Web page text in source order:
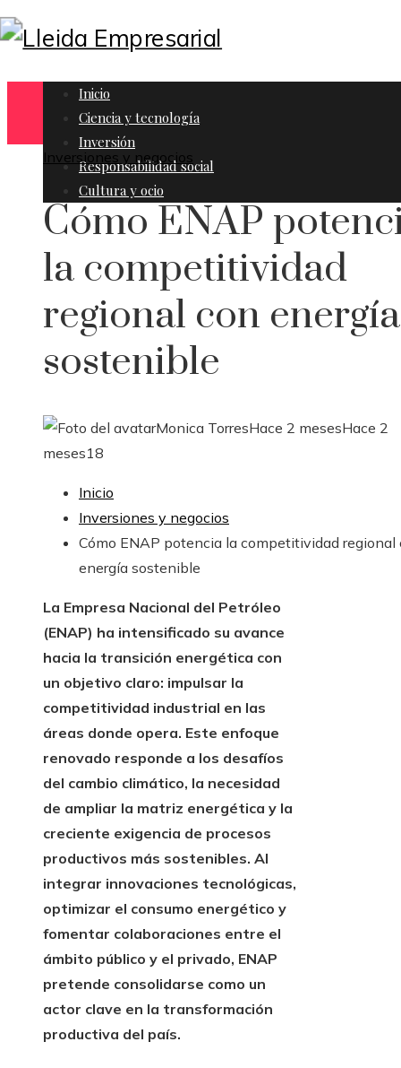
Inicio
Ciencia y tecnología
Inversión
Responsabilidad social
Cultura y ocio
Inversiones y negocios
Cómo ENAP
la competitividad
regional con energía
sostenible
Monica TorresHace 2 mesesHace 2
meses18
Inicio
Inversiones y negocios
Cómo ENAP potencia la competitividad regional
energía sostenible
La Empresa Nacional del Petróleo
(ENAP) ha intensificado su avance
hacia la transición energética con
un objetivo claro: impulsar la
competitividad industrial en las
áreas donde opera. Este enfoque
renovado responde a los desafíos
del cambio climático, la necesidad
de ampliar la matriz energética y la
creciente exigencia de procesos
productivos más sostenibles. Al
integrar innovaciones tecnológicas,
optimizar el consumo energético y
fomentar colaboraciones entre el
ámbito público y el privado, ENAP
pretende consolidarse como un
actor clave en la transformación
productiva del país.